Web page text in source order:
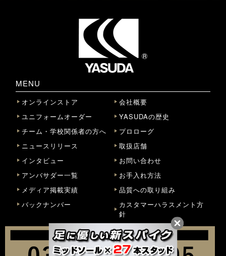
MENU
オンラインストア
ユニフォームオーダー
チーム・学校関係者の方へ
ニュースリリース
インタビュー
アンバサダー一覧
メディア掲載実績
バックナンバー
会社概要
YASUDAの歴史
プロローグ
取扱店舗
お問い合わせ
お手入れ方法
品質への取り組み
カスタマーハラスメント方
針